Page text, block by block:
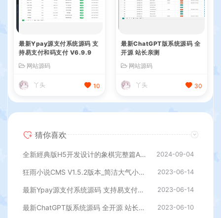
最新Ypay源支付系统源码 支
持易支付和码支付 V6.9.9
网站源码
丫头 10
最新ChatGPT版系统源码 全
开源 站长亲测
网站源码
丫头 30
猜你喜欢
全新經典版H5开发设计的象棋完整篇AI在线对弈网页页面象棋源码 2024-09-04
狂雨小说CMS V1.5.2版本_简洁大气小说网站系统 2023-06-14
最新Ypay源支付系统源码 支持易支付和码支付 V6.9.9 2023-06-14
最新ChatGPT版系统源码 全开源 站长亲测 2023-06-10